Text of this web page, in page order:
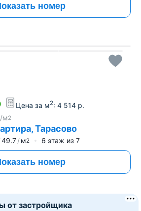
номер
Все фото
Цена за м2: 4 514 р.
м2
Тарасово
49.7 м2 6 этаж из 7
номер
от застройщика